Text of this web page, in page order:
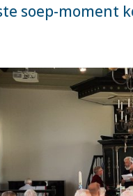
soep-moment